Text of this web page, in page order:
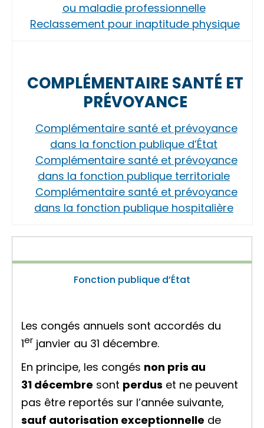
ou maladie professionnelle
Reclassement pour inaptitude physique
COMPLÉMENTAIRE SANTÉ ET
PRÉVOYANCE
Complémentaire santé et prévoyance
dans la fonction publique d’État
Complémentaire santé et prévoyance
dans la fonction publique territoriale
Complémentaire santé et prévoyance
dans la fonction publique hospitalière
Fonction publique d’État
Les congés annuels sont accordés du
1er janvier au 31 décembre.
En principe, les congés non pris au
31 décembre sont perdus et ne peuvent
pas être reportés sur l’année suivante,
sauf autorisation exceptionnelle de